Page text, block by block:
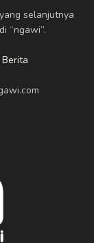
selanjutnya
“ngawi”.
Berita